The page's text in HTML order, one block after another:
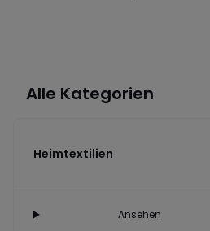
Alle Kategorien
Heimtextilien
Ansehen